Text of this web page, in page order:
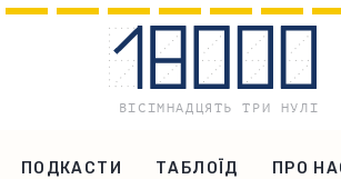
ПОДКАСТИ ТАБЛОЇД ПРО